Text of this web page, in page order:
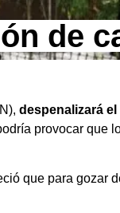
de
despenalizará
provocar que
que para gozar